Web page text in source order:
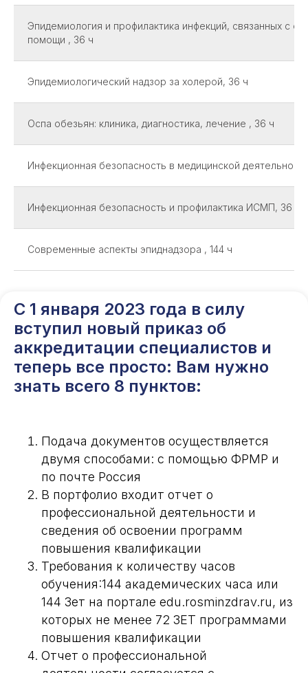
Эпидемиология и профилактика инфекций, связанных с
помощи , 36 ч
Эпидемиологический надзор за холерой, 36 ч
Оспа обезьян: клиника, диагностика, лечение , 36 ч
Инфекционная безопасность в медицинской
Инфекционная безопасность и профилактика ИСМП, 36 ч
Современные аспекты эпиднадзора , 144 ч
С 1 января 2023 года в силу
вступил новый приказ об
аккредитации специалистов и
теперь все просто: Вам нужно
знать всего 8 пунктов:
Подача документов осуществляется
двумя способами: с помощью ФРМР и
по почте Россия
В портфолио входит отчет о
профессиональной деятельности и
сведения об освоении программ
повышения квалификации
Требования к количеству часов
обучения:144 академических часа или
144 Зет на портале edu.rosminzdrav.ru, из
которых не менее 72 ЗЕТ программами
повышения квалификации
Отчет о профессиональной